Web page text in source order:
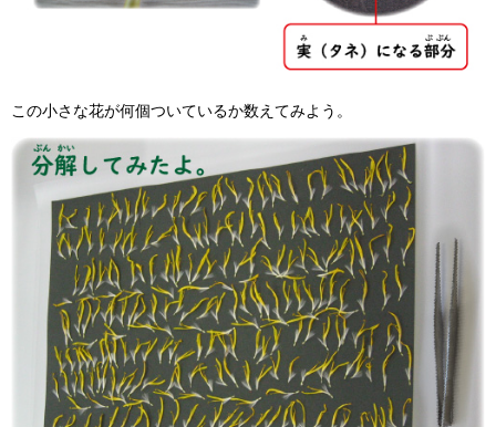
この小さな花が何個ついているか数えてみよう。